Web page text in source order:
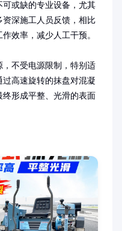
可或缺的专业设备，尤其
深施工人员反馈，相比
效率，减少人工干预。
不受电源限制，特别适
高速旋转的抹盘对混凝
形成平整、光滑的表面